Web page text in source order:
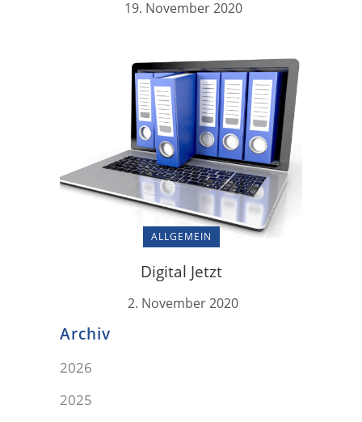
19. November 2020
ALLGEMEIN
Digital Jetzt
2. November 2020
Archiv
2026
2025